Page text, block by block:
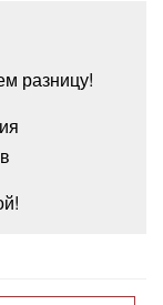
разницу!